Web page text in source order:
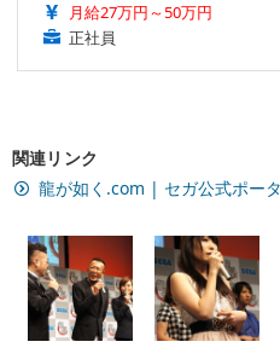
月給27万円～50万円
正社員
関連リンク
龍が如く.com | セガ公式ポー